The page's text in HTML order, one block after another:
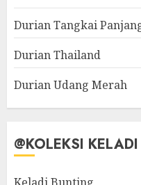
Durian Tangkai
Durian Thailand
Durian Udang Merah
@KOLEKSI KELADI